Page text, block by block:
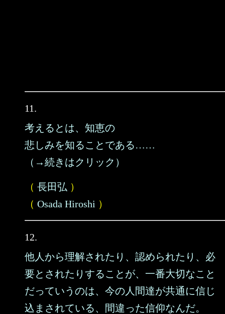
11.
考えるとは、知恵の
悲しみを知ることである……
（→続きはクリック）
（ 長田弘 ）
（ Osada Hiroshi ）
12.
他人から理解されたり、認められたり、必
要とされたりすることが、一番大切なこと
だっていうのは、今の人間達が共通に信じ
込まされている、間違った信仰なんだ。